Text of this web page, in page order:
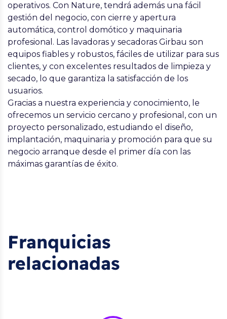
operativos. Con Nature, tendrá además una fácil
gestión del negocio, con cierre y apertura
automática, control domótico y maquinaria
profesional. Las lavadoras y secadoras Girbau son
equipos fiables y robustos, fáciles de utilizar para sus
clientes, y con excelentes resultados de limpieza y
secado, lo que garantiza la satisfacción de los
usuarios.
Gracias a nuestra experiencia y conocimiento, le
ofrecemos un servicio cercano y profesional , con un
proyecto personalizado, estudiando el diseño,
implantación, maquinaria y promoción para que su
negocio arranque desde el primer día con las
máximas garantías de éxito.
Franquicias
relacionadas